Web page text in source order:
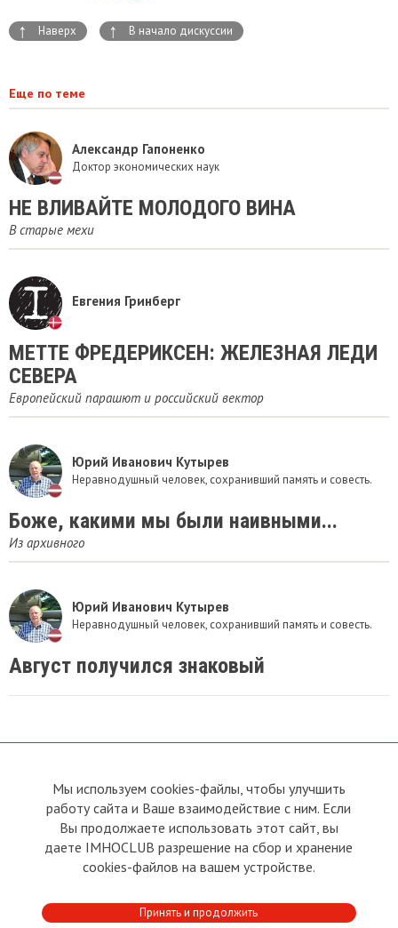
↑ Наверх ↑ В начало дискуссии
Еще по теме
Александр Гапоненко
Доктор экономических наук
​НЕ ВЛИВАЙТЕ МОЛОДОГО ВИНА
В старые мехи
Евгения Гринберг
​МЕТТЕ ФРЕДЕРИКСЕН: ЖЕЛЕЗНАЯ ЛЕДИ
СЕВЕРА
Европейский парашют и российский вектор
Юрий Иванович Кутырев
Неравнодушный человек, сохранивший память и совесть.
Боже, какими мы были наивными...
Из архивного
Юрий Иванович Кутырев
Неравнодушный человек, сохранивший память и совесть.
Август получился знаковый
О сайте
Условия пользования
Политика конфиденциальности
Прямая связь с
Председателем
Прямая связь c членами клуба
Реклама
Контакты
Club
Мы используем cookies-файлы, чтобы улучшить
работу сайта и Ваше взаимодействие с ним. Если
Вы продолжаете использовать этот сайт, вы
даете IMHOCLUB разрешение на сбор и хранение
cookies-файлов на вашем устройстве.
Принять и продолжить